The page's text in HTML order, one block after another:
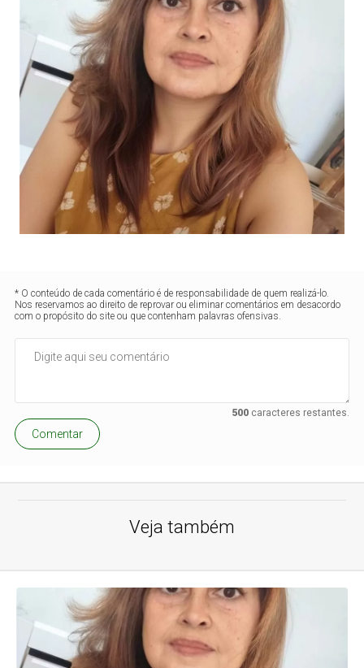
* O conteúdo de cada comentário é de responsabilidade de quem realizá-lo.
Nos reservamos ao direito de reprovar ou eliminar comentários em desacordo
com o propósito do site ou que contenham palavras ofensivas.
500caracteres restantes.
Comentar
Veja também